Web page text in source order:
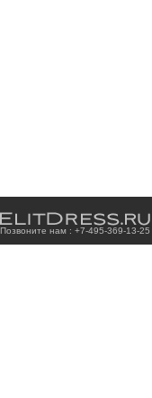
Позвоните нам : +7-495-369-13-25